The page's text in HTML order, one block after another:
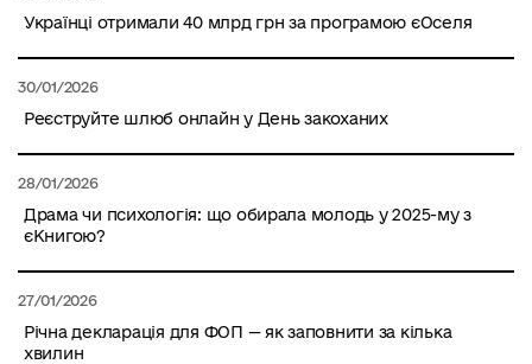
Українці отримали 40 млрд грн за програмою єОселя
30/01/2026
Реєструйте шлюб онлайн у День закоханих
28/01/2026
Драма чи психологія: що обирала молодь у 2025-му з
єКнигою?
27/01/2026
Річна декларація для ФОП — як заповнити за кілька
хвилин